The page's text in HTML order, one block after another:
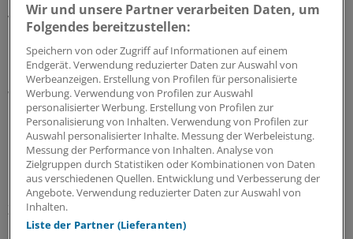
Vivantes klagte gegen die Festlegung des RLV auf diese
Minifallzahlen und bekam bereits in erster Instanz Recht.
Das Vivantes-MVZ bestand zum fraglichen Zeitpunkt
noch keine drei Jahre. Für diese Zeit gilt die
Wachstumsregelung für Neupraxen im Berliner
Honorarverteilungsmaßstab.
Der BMVZ (Bundesverband der MVZ) begrüßte die
Entscheidung des LSG. "Das Urteil geht in die richtige
Richtung", sagte BMVZ-Chef Dr. Bernd Köppl der "Ärzte
Zeitung". Doch das Gericht stellte auch fest: "Die
Neuanstellung eines Arztes in einem MVZ führt nicht
Wir und unsere Partner verarbeiten Daten, um
Folgendes bereitzustellen:
Speichern von oder Zugriff auf Informationen auf einem
Endgerät. Verwendung reduzierter Daten zur Auswahl von
Werbeanzeigen. Erstellung von Profilen für personalisierte
Werbung. Verwendung von Profilen zur Auswahl
personalisierter Werbung. Erstellung von Profilen zur
Personalisierung von Inhalten. Verwendung von Profilen zur
Auswahl personalisierter Inhalte. Messung der Werbeleistung.
Messung der Performance von Inhalten. Analyse von
Zielgruppen durch Statistiken oder Kombinationen von Daten
aus verschiedenen Quellen. Entwicklung und Verbesserung der
Angebote. Verwendung reduzierter Daten zur Auswahl von
Inhalten.
Liste der Partner (Lieferanten)